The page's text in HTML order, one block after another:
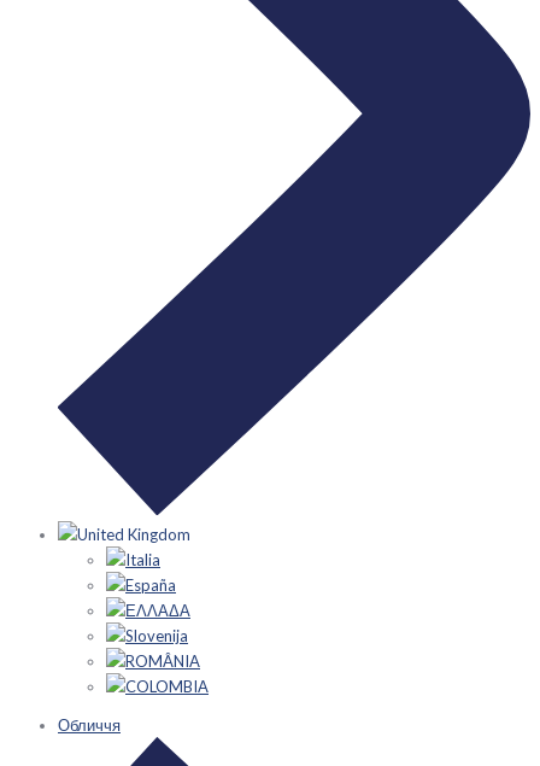
United Kingdom
Italia
España
ΕΛΛΑΔΑ
Slovenija
ROMÂNIA
COLOMBIA
Обличчя